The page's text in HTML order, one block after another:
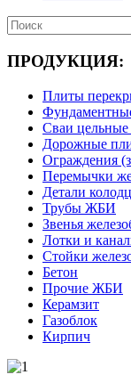
ПРОДУКЦИЯ:
Плиты
Сваи цельные
Дорожные
Ограждения
Перемычки
Детали
Трубы ЖБИ
Звенья
Лотки и
Стойки
Бетон
Прочие ЖБИ
Керамзит
Газоблок
Кирпич